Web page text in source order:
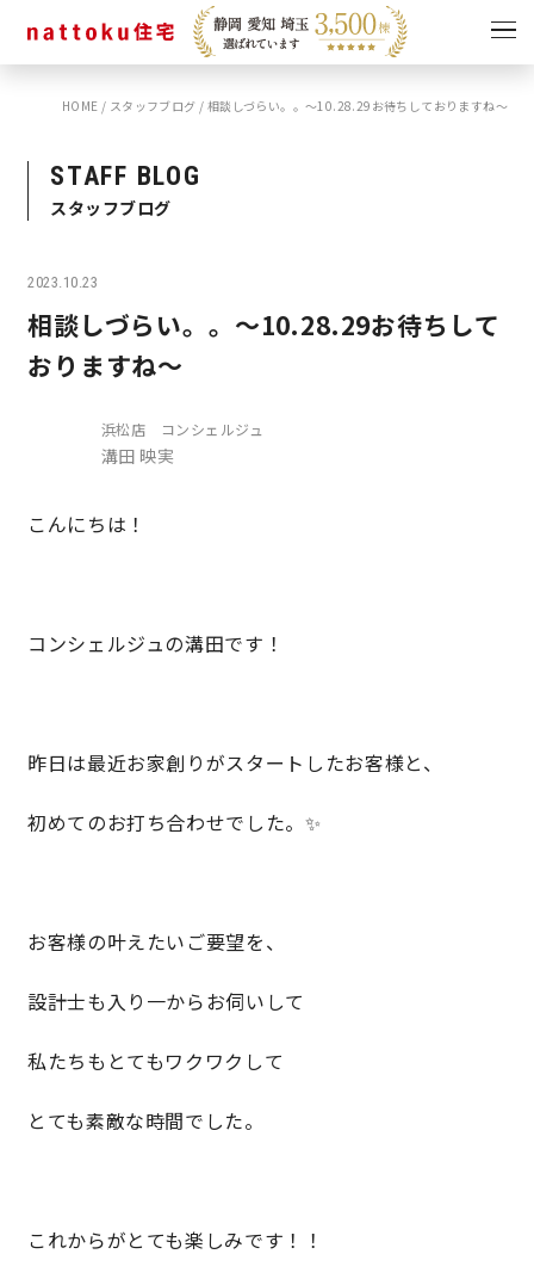
イベント
ショールーム
スタッフブログ
タップで電話をかける
OWNER’S SITE オーナーズサイト
nattoku グループコーポレートサイト
理想の暮らしを引き出すデザイン力
HOME / スタッフブログ / 相談しづらい。。～10.28.29お待ちしておりますね～
STAFF BLOG
スタッフブログ
2023.10.23
相談しづらい。。～10.28.29お待ちして
おりますね～
浜松店 コンシェルジュ
溝田 映実
こんにちは！
コンシェルジュの溝田です！
昨日は最近お家創りがスタートしたお客様と、
初めてのお打ち合わせでした。✨
お客様の叶えたいご要望を、
設計士も入り一からお伺いして
私たちもとてもワクワクして
とても素敵な時間でした。
これからがとても楽しみです！！